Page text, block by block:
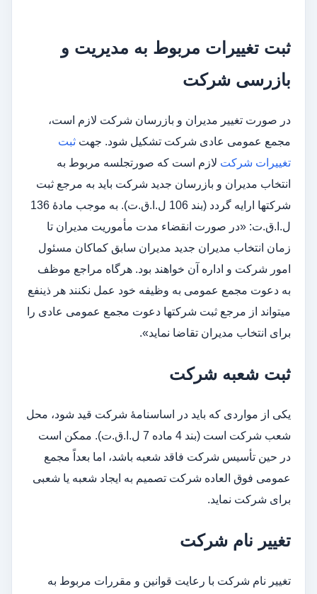
ثبت تغییرات مربوط به مدیریت و
بازرسی شرکت
در صورت تغییر مدیران و بازرسان شرکت لازم است،
مجمع عمومی عادی شرکت تشکیل شود. جهت ثبت
تغییرات شرکت لازم است که صورتجلسه مربوط به
انتخاب مدیران و بازرسان جدید شرکت باید به مرجع ثبت
شرکت­ها ارایه گردد (بند 106 ل.ا.ق.ت). به موجب مادۀ 136
ل.ا.ق.ت: «در صورت انقضاء مدت مأموریت مدیران تا
زمان انتخاب مدیران جدید مدیران سابق کماکان مسئول
امور شرکت و اداره آن خواهند بود. هرگاه مراجع موظف
به دعوت مجمع عمومی به وظیفه خود عمل نکنند هر ذینفع
می­تواند از مرجع ثبت شرکت­ها دعوت مجمع عمومی عادی را
برای انتخاب مدیران تقاضا نماید».
ثبت شعبه شرکت
یکی از مواردی که باید در اساسنامۀ شرکت قید شود، محل
شعب شرکت است (بند 4 ماده 7 ل.ا.ق.ت). ممکن است
در حین تأسیس شرکت فاقد شعبه باشد، اما بعداً مجمع
عمومی فوق العاده شرکت تصمیم به ایجاد شعبه یا شعبی
برای شرکت نماید.
تغییر نام شرکت
تغییر نام شرکت با رعایت قوانین و مقررات مربوط به